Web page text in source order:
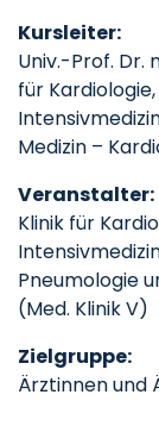
Kursleiter:
Univ.-Prof. Dr.
für
Medizin –
Veranstalter:
Klinik für
Pneumologie
(Med. Klinik V)
Zielgruppe:
Ärztinnen und